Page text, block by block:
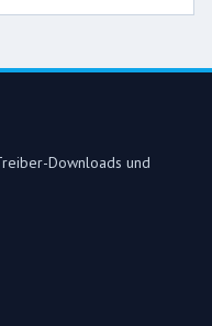
Downloads und